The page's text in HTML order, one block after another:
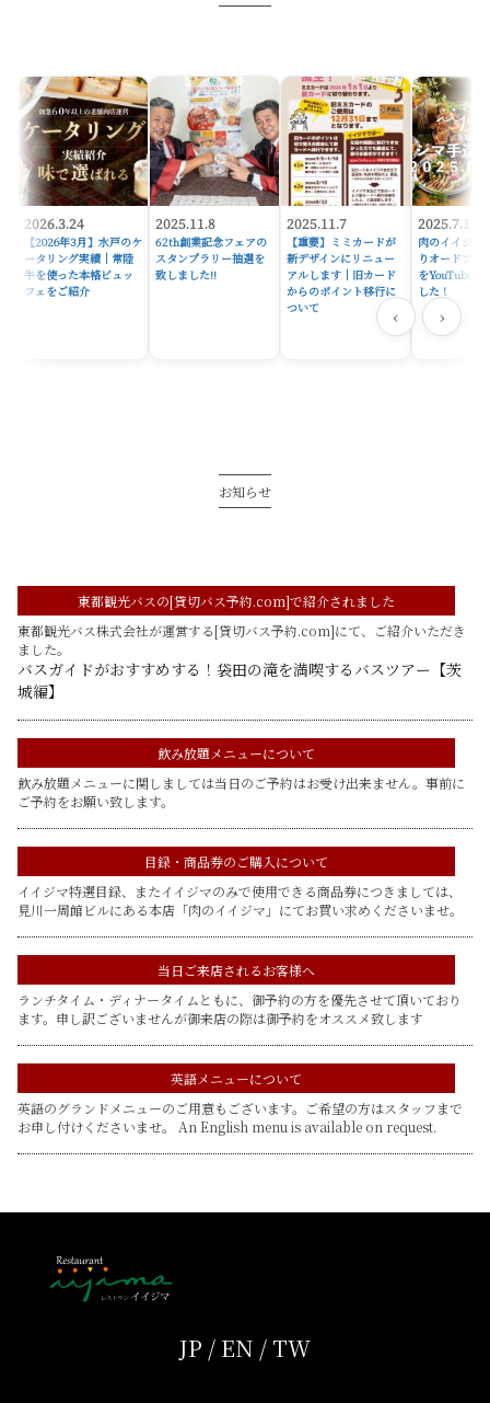
2026.3.24
【2026年3月】水戸のケ
ータリング実績｜常陸
牛を使った本格ビュッ
フェをご紹介
2025.11.8
62th創業記念フェアの
スタンプラリー抽選を
致しました!!
2025.11.7
【重要】ミミカードが
新デザインにリニュー
アルします｜旧カード
からのポイント移行に
ついて
2025.7.14
肉のイイジマ
りオードブル
をYouTubeで
した！
‹ ›
お知らせ
東都観光バスの[貸切バス予約.com]で紹介されました
東都観光バス株式会社が運営する[貸切バス予約.com]にて、ご紹介いただき
ました。
バスガイドがおすすめする！袋田の滝を満喫するバスツアー【茨
城編】
飲み放題メニューについて
飲み放題メニューに関しましては当日のご予約はお受け出来ません。事前に
ご予約をお願い致します。
目録・商品券のご購入について
イイジマ特選目録、またイイジマのみで使用できる商品券につきましては、
見川一周館ビルにある本店「肉のイイジマ」にてお買い求めくださいませ。
当日ご来店されるお客様へ
ランチタイム・ディナータイムともに、御予約の方を優先させて頂いており
ます。申し訳ございませんが御来店の際は御予約をオススメ致します
英語メニューについて
英語のグランドメニューのご用意もございます。ご希望の方はスタッフまで
お申し付けくださいませ。 An English menu is available on request.
JP / EN / TW